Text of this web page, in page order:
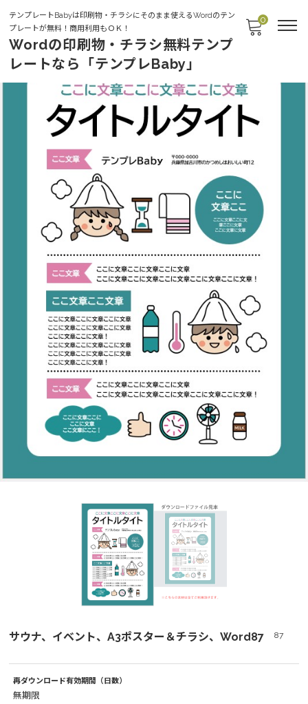
テンプレートBabyは印刷物・チラシにそのまま使えるWordのテン
プレートが無料！商用利用もＯＫ！
Wordの印刷物・チラシ無料テンプ
レートなら「テンプレBaby」
0
サウナ、イベント、A3ポスター＆チラシ、Word87 87
再ダウンロード有効期間（日数）
無期限